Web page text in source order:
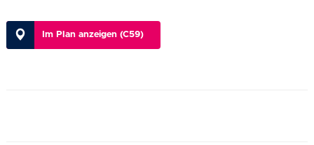
Im Plan anzeigen (C59)